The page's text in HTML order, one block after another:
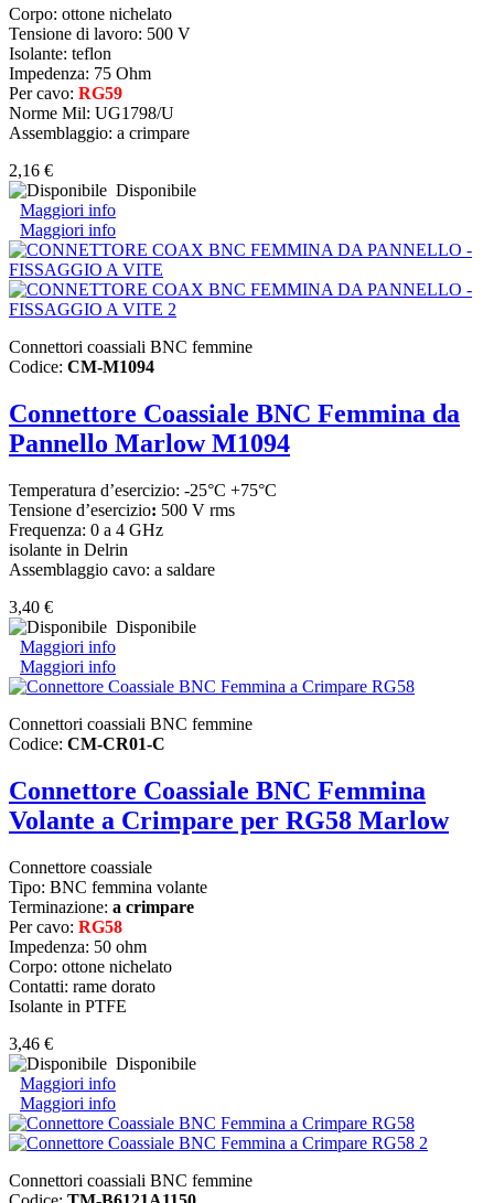
Corpo: ottone nichelato
Tensione di lavoro: 500 V
Isolante: teflon
Impedenza: 75 Ohm
Per cavo: RG59
Norme Mil: UG1798/U
Assemblaggio: a crimpare
2,16 €
Disponibile
Maggiori info
Maggiori info
Connettori coassiali BNC femmine
Codice: CM-M1094
Connettore Coassiale BNC Femmina da
Pannello Marlow M1094
Temperatura d’esercizio: -25°C +75°C
Tensione d’esercizio: 500 V rms
Frequenza: 0 a 4 GHz
isolante in Delrin
Assemblaggio cavo: a saldare
3,40 €
Disponibile
Maggiori info
Maggiori info
Connettori coassiali BNC femmine
Codice: CM-CR01-C
Connettore Coassiale BNC Femmina
Volante a Crimpare per RG58 Marlow
Connettore coassiale
Tipo: BNC femmina volante
Terminazione: a crimpare
Per cavo: RG58
Impedenza: 50 ohm
Corpo: ottone nichelato
Contatti: rame dorato
Isolante in PTFE
3,46 €
Disponibile
Maggiori info
Maggiori info
Connettori coassiali BNC femmine